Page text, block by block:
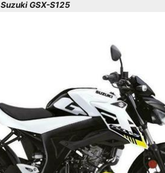
Suzuki GSX-S125